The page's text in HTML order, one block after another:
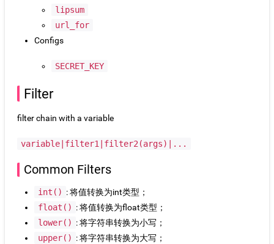
lipsum
url_for
Configs
SECRET_KEY
Filter
filter chain with a variable
variable|filter1|filter2(args)|...
Common Filters
int() : 将值转换为int类型；
float() : 将值转换为float类型；
lower() : 将字符串转换为小写；
upper() : 将字符串转换为大写；